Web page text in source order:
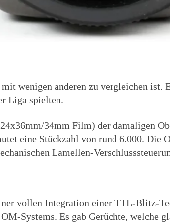
wenigen anderen zu vergleichen ist.
Liga spielten.
34mm Film) der damaligen
eine Stückzahl von rund 6.000. Die
Lamellen-
vollen Integration einer TTL-Blitz-
Systems. Es gab Gerüchte, welche